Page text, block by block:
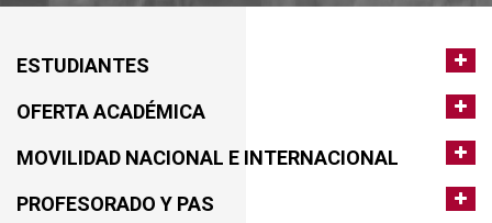
ESTUDIANTES
OFERTA ACADÉMICA
MOVILIDAD NACIONAL E INTERNACIONAL
PROFESORADO Y PAS